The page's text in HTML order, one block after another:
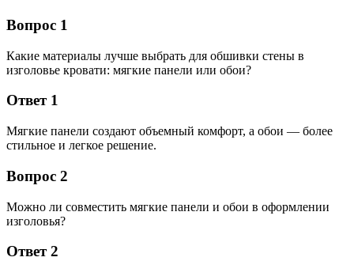
Вопрос 1
Какие материалы лучше выбрать для обшивки стены в
изголовье кровати: мягкие панели или обои?
Ответ 1
Мягкие панели создают объемный комфорт, а обои — более
стильное и легкое решение.
Вопрос 2
Можно ли совместить мягкие панели и обои в оформлении
изголовья?
Ответ 2